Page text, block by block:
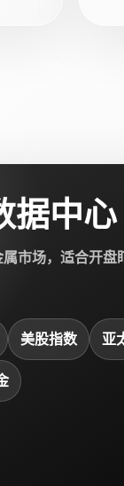
据中心
市场，适合开盘
美股指数 亚